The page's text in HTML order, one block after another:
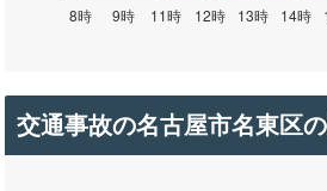
交通事故の名古屋市名東区